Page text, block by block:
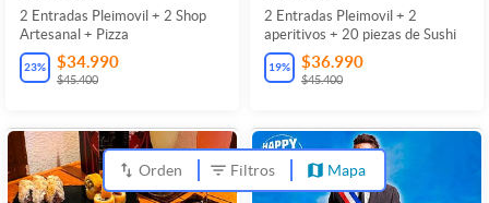
2 Entradas Pleimovil + 2 Shop
Artesanal + Pizza
23% $34.990
$45.400
2 Entradas Pleimovil + 2
aperitivos + 20 piezas de Sushi
19% $36.990
$45.400
Orden Filtros Mapa